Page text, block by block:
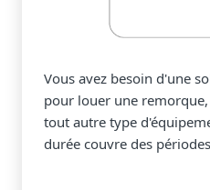
Vous avez besoin d'une
pour louer une
tout autre type
durée couvre des